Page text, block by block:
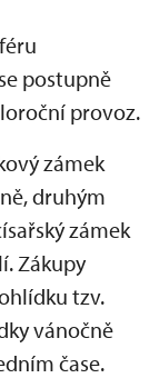
postupně
provoz.
zámek
druhým
zámek
Zákupy
tzv.
vánočně
čase.